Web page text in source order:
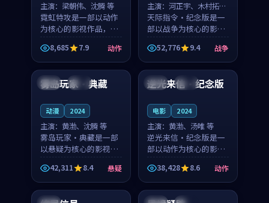
主演： 梁朝伟、沈腾 等
霓虹特攻是一部以动作
为核心的影视作品，围
绕危机、反转与人物成
长展开，整体节奏紧
凑，值得推荐观看。
8,685 7.9 动作
主演： 河正宇、木村拓哉
等
天际指令·纪念版是一
部以战争为核心的影视
作品，围绕危机、反转
与人物成长展开，整体
节奏紧凑，值得推荐观
看。
52,776 9.4 战争
法国 独播
雾岛玩家·典藏
动漫 2024
主演： 黄渤、沈腾 等
雾岛玩家·典藏是一部
以悬疑为核心的影视作
品，围绕危机、反转与
人物成长展开，整体节
奏紧凑，值得推荐观
看。
42,311 8.4 悬疑
日本 热播
逆光来信·纪念版
电影 2024
主演： 黄渤、汤唯 等
逆光来信·纪念版是一
部以动作为核心的影视
作品，围绕危机、反转
与人物成长展开，整体
节奏紧凑，值得推荐观
看。
38,428 8.6 动作